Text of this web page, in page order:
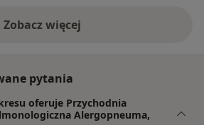
Zobacz więcej
pytania
oferuje Przychodnia
Alergopneuma,